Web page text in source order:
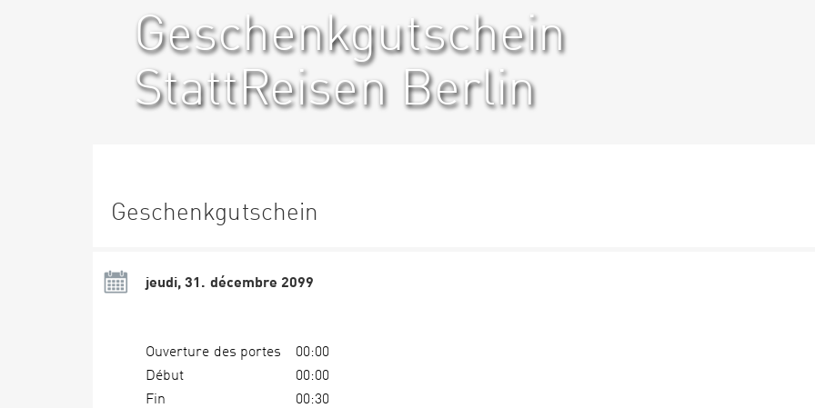
Geschenkgutschein
StattReisen Berlin
Geschenkgutschein
jeudi, 31. décembre 2099
Ouverture des portes
00:00
Début
00:00
Fin
00:30